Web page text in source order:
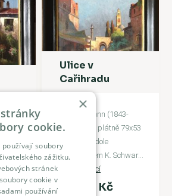
...
Ulice v
Cařihradu
Karl Kaufmann (1843-
1905) olej na plátně 79x53
cm, sign. vl. dole
pseudonymem K. Schwar...
Více informací
68 000 Kč
×
cookie.
soubory
zážitku.
stránek
cookie v
používání